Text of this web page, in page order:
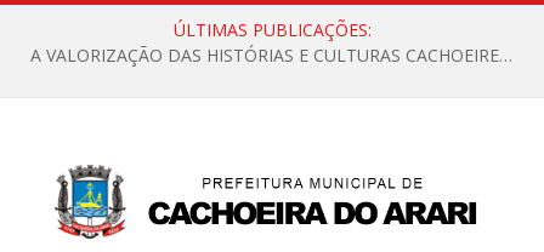
ÚLTIMAS PUBLICAÇÕES:
A VALORIZAÇÃO DAS HISTÓRIAS E CULTURAS CACHOEIRENSES